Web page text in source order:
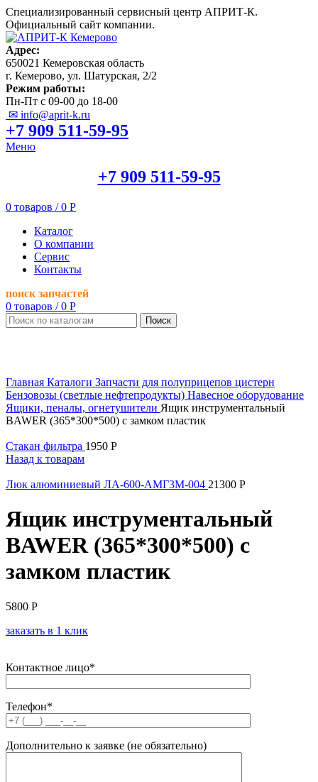
Специализированный сервисный центр АПРИТ-К.
Официальный сайт компании.
Адрес:
650021 Кемеровская область
г. Кемерово, ул. Шатурская, 2/2
Режим работы:
Пн-Пт с 09-00 до 18-00
✉ info@aprit-k.ru
+7 909 511-59-95
Меню
+7 909 511-59-95
0 товаров / 0 Р
Каталог
О компании
Сервис
Контакты
поиск запчастей
0 товаров / 0 Р
Поиск
Главная Каталоги Запчасти для полуприцепов цистерн
Бензовозы (светлые нефтепродукты) Навесное оборудование
Ящики, пеналы, огнетушители Ящик инструментальный
BAWER (365*300*500) с замком пластик
Стакан фильтра 1950 Р
Назад к товарам
Люк алюминиевый ЛА-600-АМГ3М-004 21300 Р
Ящик инструментальный
BAWER (365*300*500) с
замком пластик
5800 Р
заказать в 1 клик
Контактное лицо*
Телефон*
Дополнительно к заявке (не обязательно)